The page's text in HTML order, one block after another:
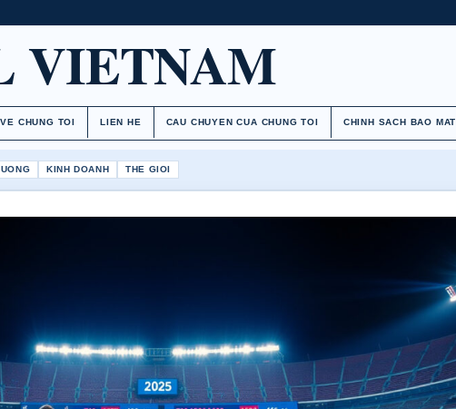
VIETNAM
VE CHUNG TOI LIEN HE CAU CHUYEN CUA CHUNG TOI CHINH SACH BAO MAT
KINH DOANH THE GIOI